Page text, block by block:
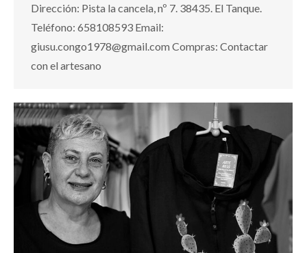
Dirección: Pista la cancela, nº 7. 38435. El Tanque.
Teléfono: 658108593 Email:
giusu.congo1978@gmail.com Compras: Contactar
con el artesano